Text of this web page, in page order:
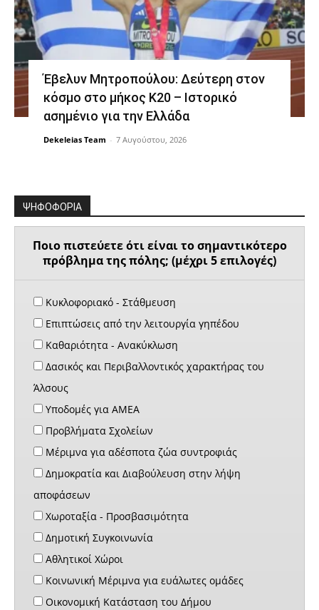
Έβελυν Μητροπούλου: Δεύτερη στον
κόσμο στο μήκος Κ20 – Ιστορικό
ασημένιο για την Ελλάδα
Dekeleias Team - 7 Αυγούστου, 2026
ΨΗΦΟΦΟΡΙΑ
Ποιο πιστεύετε ότι είναι το σημαντικότερο
πρόβλημα της πόλης; (μέχρι 5 επιλογές)
Κυκλοφοριακό - Στάθμευση
Επιπτώσεις από την λειτουργία γηπέδου
Καθαριότητα - Ανακύκλωση
Δασικός και Περιβαλλοντικός χαρακτήρας του
Άλσους
Υποδομές για ΑΜΕΑ
Προβλήματα Σχολείων
Μέριμνα για αδέσποτα ζώα συντροφιάς
Δημοκρατία και Διαβούλευση στην λήψη
αποφάσεων
Χωροταξία - Προσβασιμότητα
Δημοτική Συγκοινωνία
Αθλητικοί Χώροι
Κοινωνική Μέριμνα για ευάλωτες ομάδες
Οικονομική Κατάσταση του Δήμου